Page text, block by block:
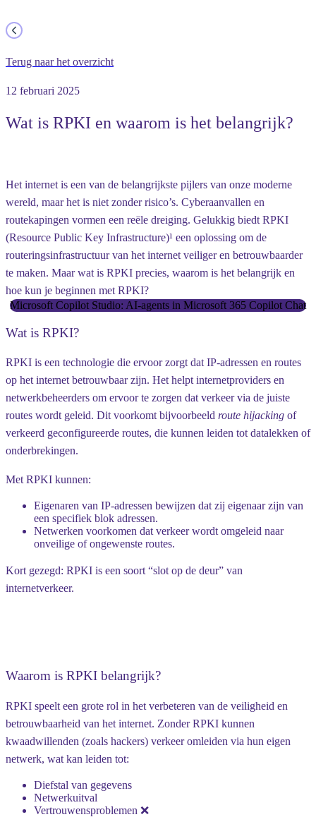
Terug naar het overzicht
12 februari 2025
Wat is RPKI en waarom is het belangrijk?
Het internet is een van de belangrijkste pijlers van onze moderne
wereld, maar het is niet zonder risico’s. Cyberaanvallen en
routekapingen vormen een reële dreiging. Gelukkig biedt RPKI
(Resource Public Key Infrastructure)¹ een oplossing om de
routeringsinfrastructuur van het internet veiliger en betrouwbaarder
te maken. Maarwat is RPKI precies, waarom is het belangrijk en
hoe kun je beginnen met RPKI?
Microsoft Copilot Studio: AI-agents in Microsoft 365 Copilot Chat
Wat is RPKI?
RPKI is een technologie die ervoor zorgt dat IP-adressen en routes
op het internet betrouwbaar zijn. Het helpt internetproviders en
netwerkbeheerders om ervoor te zorgen dat verkeer via de juiste
routes wordt geleid. Dit voorkomt bijvoorbeeld route hijacking of
verkeerd geconfigureerde routes, die kunnen leiden tot datalekken of
onderbrekingen.
Met RPKI kunnen:
Eigenaren van IP-adressen bewijzen dat zij eigenaar zijn van
een specifiek blok adressen.
Netwerken voorkomen dat verkeer wordt omgeleid naar
onveilige of ongewenste routes.
Kort gezegd: RPKI is een soort “slot op de deur” van
internetverkeer.
Waarom is RPKI belangrijk?
RPKI speelt een grote rol in het verbeteren van de veiligheid en
betrouwbaarheid van het internet. Zonder RPKI kunnen
kwaadwillenden (zoals hackers) verkeer omleiden via hun eigen
netwerk, wat kan leiden tot:
Diefstal van gegevens
Netwerkuitval
Vertrouwensproblemen ❌